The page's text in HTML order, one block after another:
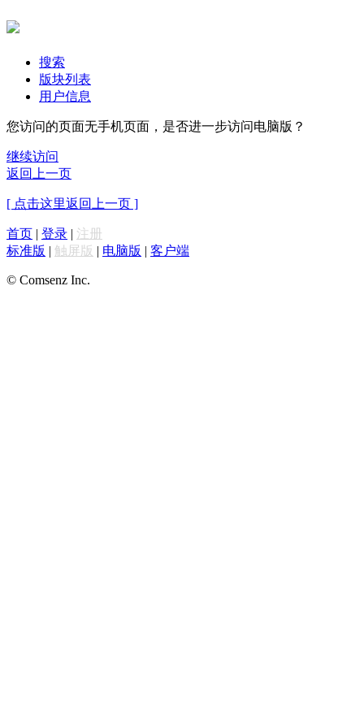
搜索
版块列表
用户信息
您访问的页面无手机页面，是否进一步访问电脑版？
继续访问
返回上一页
[ 点击这里返回上一页 ]
首页 | 登录 | 注册
标准版 | 触屏版 | 电脑版 | 客户端
© Comsenz Inc.